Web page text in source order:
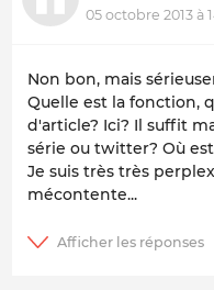
05 octobre 2013 à
Non bon, mais
Quelle est la fonction,
d'article? Ici? Il suffit
série ou twitter? Où
Je suis très très
mécontente...